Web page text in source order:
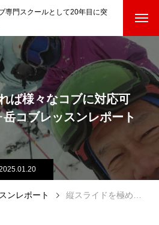
専門スクールとして20年目に突
Directline Ski School
ば様々なコブに対応可
コブレッスンレポート
ンレポート 縦スライドを極めれば様々なコブに対応可能！2025/1/15鷲ヶ岳コブレッスンレポート